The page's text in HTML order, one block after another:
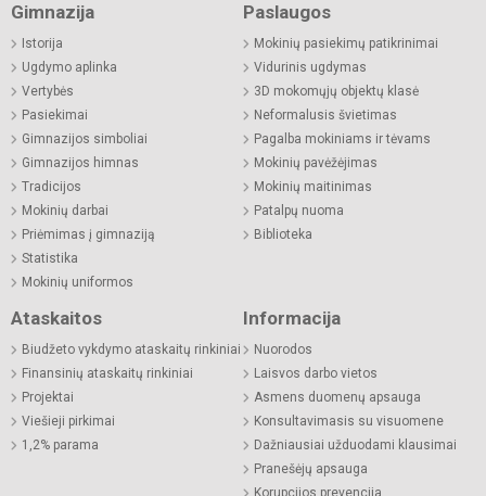
Gimnazija
Istorija
Ugdymo aplinka
Vertybės
Pasiekimai
Gimnazijos simboliai
Gimnazijos himnas
Tradicijos
Mokinių darbai
Priėmimas į gimnaziją
Statistika
Mokinių uniformos
Paslaugos
Mokinių pasiekimų patikrinimai
Vidurinis ugdymas
3D mokomųjų objektų klasė
Neformalusis švietimas
Pagalba mokiniams ir tėvams
Mokinių pavėžėjimas
Mokinių maitinimas
Patalpų nuoma
Biblioteka
Ataskaitos
Biudžeto vykdymo ataskaitų rinkiniai
Finansinių ataskaitų rinkiniai
Projektai
Viešieji pirkimai
1,2% parama
Informacija
Nuorodos
Laisvos darbo vietos
Asmens duomenų apsauga
Konsultavimasis su visuomene
Dažniausiai užduodami klausimai
Pranešėjų apsauga